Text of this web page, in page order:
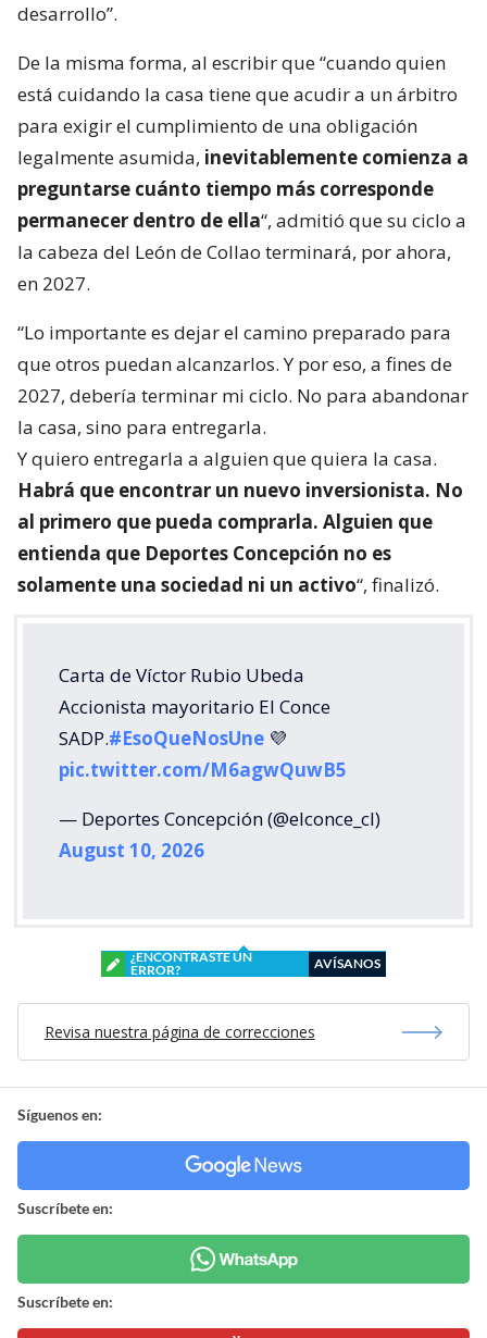
desarrollo”.
De la misma forma, al escribir que “cuando quien
está cuidando la casa tiene que acudir a un árbitro
para exigir el cumplimiento de una obligación
legalmente asumida, inevitablemente comienza a
preguntarse cuánto tiempo más corresponde
permanecer dentro de ella“, admitió que su ciclo a
la cabeza del León de Collao terminará, por ahora,
en 2027.
“Lo importante es dejar el camino preparado para
que otros puedan alcanzarlos. Y por eso, a fines de
2027, debería terminar mi ciclo. No para abandonar
la casa, sino para entregarla.
Y quiero entregarla a alguien que quiera la casa.
Habrá que encontrar un nuevo inversionista. No
al primero que pueda comprarla. Alguien que
entienda que Deportes Concepción no es
solamente una sociedad ni un activo“, finalizó.
Carta de Víctor Rubio Ubeda
Accionista mayoritario El Conce
SADP.#EsoQueNosUne 💜
pic.twitter.com/M6agwQuwB5
— Deportes Concepción (@elconce_cl)
August 10, 2026
¿ENCONTRASTE UN
ERROR?
AVÍSANOS
Revisa nuestra página de correcciones
Síguenos en:
Suscríbete en:
Suscríbete en: